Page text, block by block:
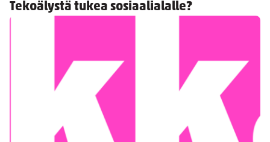
Tekoälystä tukea sosiaalialalle?